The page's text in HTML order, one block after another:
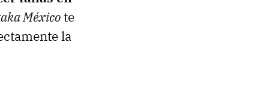
México te
la